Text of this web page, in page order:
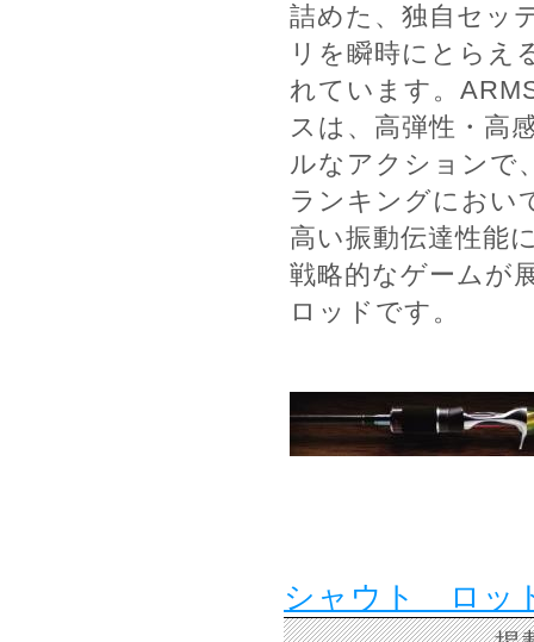
詰めた、独自セッ
リを瞬時にとらえ
れています。
スは、高弾性・高
ルなアクションで
ランキングにおい
高い振動伝達性能
戦略的なゲームが
ロッドです。
シャウト ロッ